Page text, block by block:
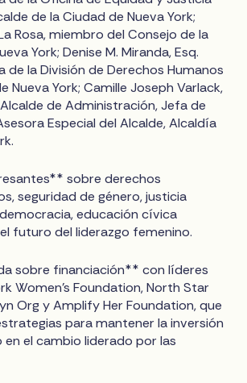
de la Ciudad de Nueva York;
Rosa, miembro del Consejo de la
York; Denise M. Miranda, Esq.
de la División de Derechos Humanos
Nueva York; Camille Joseph Varlack,
de Administración, Jefa de
Especial del Alcalde, Alcaldía
sobre derechos
seguridad de género, justicia
educación cívica
futuro del liderazgo femenino.
sobre financiación** con líderes
Women's Foundation, North Star
Org y Amplify Her Foundation, que
para mantener la inversión
en el cambio liderado por las